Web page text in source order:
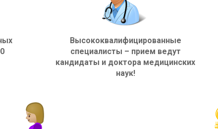
Высококвалифицированные
специалисты – прием ведут
кандидаты и доктора медицинских
наук!